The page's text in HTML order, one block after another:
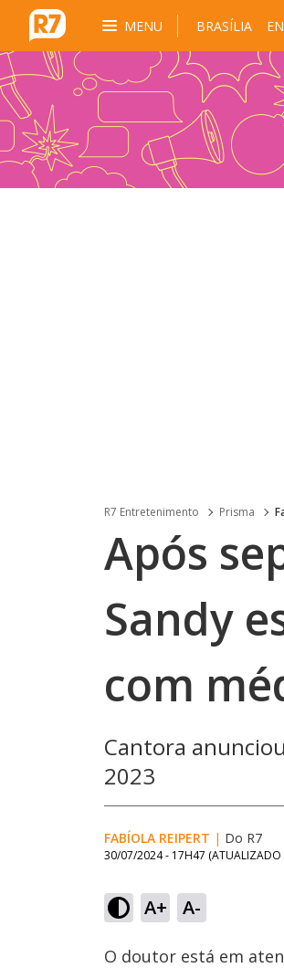
MENU BRASÍLIA
R7 Entretenimento Prisma
Após
Sandy
com
Cantora
2023
FABÍOLA REIPERT | Do R7
30/07/2024 - 17H47 (ATUALIZADO
A+ A-
Ativar
Som
O doutor está em